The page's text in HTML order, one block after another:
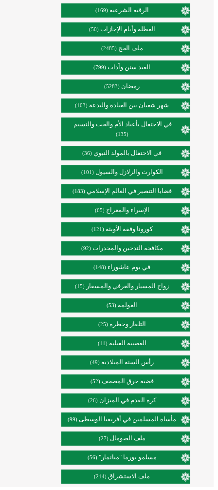
الرقية الشرعية (169)
العطلة وأيام الإجازات (50)
ملف الحج (2485)
العيد سنن وآداب (799)
رمضان (5283)
شهر شعبان بين العبادة والبدعة (103)
في الاحتفال بأعياد الأم والحب والنسيم
(135)
في الاحتفال بالمولد النبوي (36)
الكوارث والزلازل والسيول (101)
قضايا التنصير في العالم الإسلامي (183)
الإسراء والمعراج (65)
كورونا وفقه الأوبئة (121)
مكافحة التدخين والمخدرات (92)
في يوم عاشوراء (148)
زواج المسيار والعرفي والمسفار (15)
العولمة (53)
التلفاز وخطره (25)
العصبية القبلية (11)
رأس السنة الميلادية (49)
قضية حرق المصحف (52)
كرة القدم في الميزان (26)
مأساة المسلمين في أفريقيا الوسطى (99)
ملف الصومال (27)
مسلمو بورما "ميانمار" (56)
ملف الاستشراق (214)